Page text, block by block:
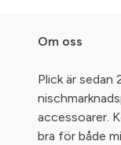
Om oss
Plick är sedan
accessoarer.
bra för både